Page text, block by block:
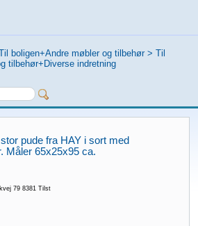
boligen+Andre møbler og tilbehør > Til
tilbehør+Diverse indretning
pude fra HAY i sort med
Måler 65x25x95 ca.
79 8381 Tilst